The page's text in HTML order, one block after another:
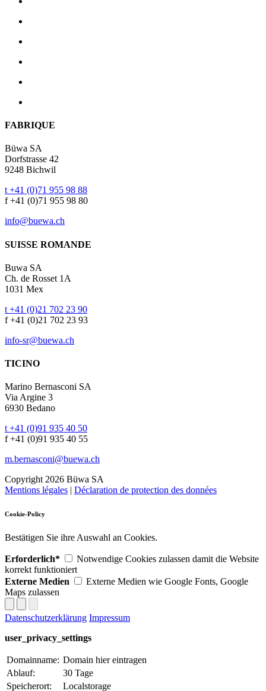
FABRIQUE
Büwa SA
Dorfstrasse 42
9248 Bichwil
t +41 (0)71 955 98 88
f +41 (0)71 955 98 80
info@buewa.ch
SUISSE ROMANDE
Buwa SA
Ch. de Rosset 1A
1031 Mex
t +41 (0)21 702 23 90
f +41 (0)21 702 23 93
info-sr@buewa.ch
TICINO
Marino Bernasconi SA
Via Argine 3
6930 Bedano
t +41 (0)91 935 40 50
f +41 (0)91 935 40 55
m.bernasconi@buewa.ch
Copyright 2026 Büwa SA
Mentions légales | Déclaration de protection des données
Cookie-Policy
Bestätigen Sie ihre Auswahl an Cookies.
Erforderlich*
Notwendige Cookies zulassen damit die Website
korrekt funktioniert
Externe Medien
Externe Medien wie Google Fonts, Google
Maps zulassen
Datenschutzerklärung Impressum
user_privacy_settings
Domainname: Domain hier eintragen
Ablauf:
30 Tage
Speicherort:
Localstorage